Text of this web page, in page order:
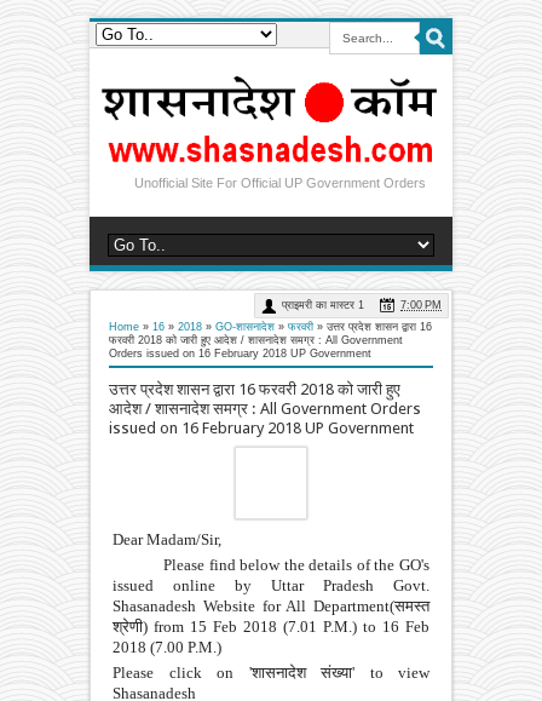
Unofficial Site For Official UP Government Orders
Home » 16 » 2018 » GO-शासनादेश » फरवरी » उत्तर प्रदेश शासन द्वारा 16
फरवरी 2018 को जारी हुए आदेश / शासनादेश समग्र : All Government
Orders issued on 16 February 2018 UP Government
उत्तर प्रदेश शासन द्वारा 16 फरवरी 2018 को जारी हुए
आदेश / शासनादेश समग्र : All Government Orders
issued on 16 February 2018 UP Government
प्राइमरी का मास्टर 1 7:00 PM
Please find below the details of the GO's
issued online by Uttar Pradesh Govt.
Shasanadesh Website for All Department(समस्त
श्रेणी) from 15 Feb 2018 (7.01 P.M.) to 16 Feb
2018 (7.00 P.M.)
Please click on 'शासनादेश संख्या' to view
Shasanadesh
शासनादेशों की सूची